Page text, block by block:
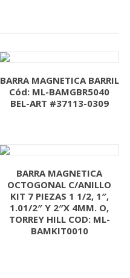
BARRA MAGNETICA BARRIL
Cód: ML-BAMGBR5040
BEL-ART #37113-0309
BARRA MAGNETICA
OCTOGONAL C/ANILLO
KIT 7 PIEZAS 1 1/2, 1″,
1.01/2″ Y 2″X 4MM. O,
TORREY HILL COD: ML-
BAMKIT0010